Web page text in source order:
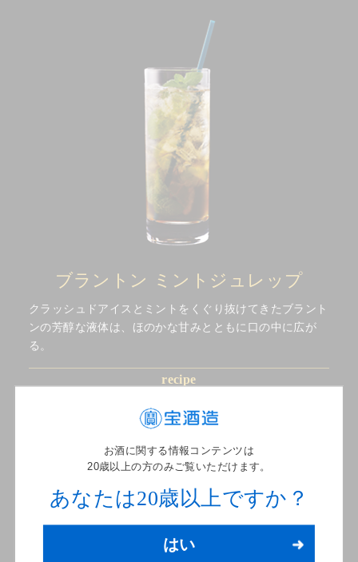
ブラントン ミントジュレップ
クラッシュドアイスとミントをくぐり抜けてきたブラント
ンの芳醇な液体は、ほのかな甘みとともに口の中に広が
る。
recipe
ブラントン 60ml、ソーダ 30ml、
砂糖 2tsp（小さじ2=10ml）、
氷（クラッシュドアイス）適量、 ミントリーフ 6～8枚
タンブラーにミントリーフと砂糖を入れ、ソーダを注いでステ
クラッシュドアイスを詰めてブラントンを入れて冷えるまでよ
お酒に関する情報コンテンツは
20歳以上の方のみご覧いただけます。
あなたは20歳以上ですか？
はい